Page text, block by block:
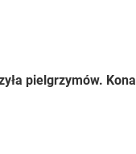
pielgrzymów.